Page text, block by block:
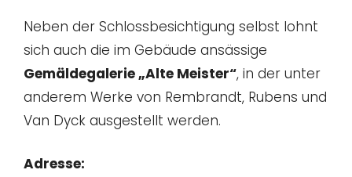
Neben der Schlossbesichtigung selbst lohnt
sich auch die im Gebäude ansässige
Gemäldegalerie „Alte Meister“, in der unter
anderem Werke von Rembrandt, Rubens und
Van Dyck ausgestellt werden.
Adresse: